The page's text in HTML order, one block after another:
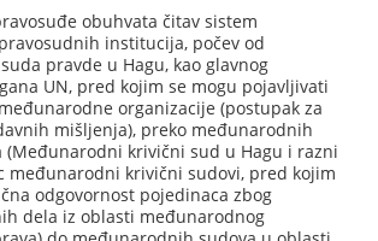
obuhvata čitav sistem
institucija, počev od
pravde u Hagu, kao glavnog
UN, pred kojim se mogu pojavljivati
organizacije (postupak za
mišljenja), preko međunarodnih
(Međunarodni krivični sud u Hagu i razni
međunarodni krivični sudovi, pred kojim
odgovornost pojedinaca zbog
dela iz oblasti međunarodnog